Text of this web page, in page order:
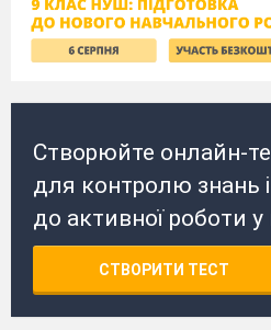
Створюйте онлайн-
для контролю знань
до активної роботи
СТВОРИТИ ТЕСТ